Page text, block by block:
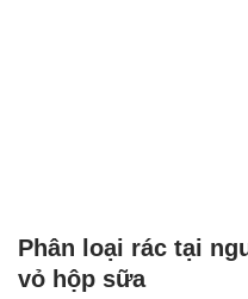
Phân loại rác tại
vỏ hộp sữa